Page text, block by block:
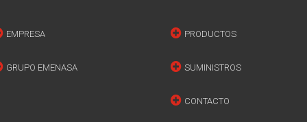
EMPRESA
GRUPO EMENASA
PRODUCTOS
SUMINISTROS
CONTACTO